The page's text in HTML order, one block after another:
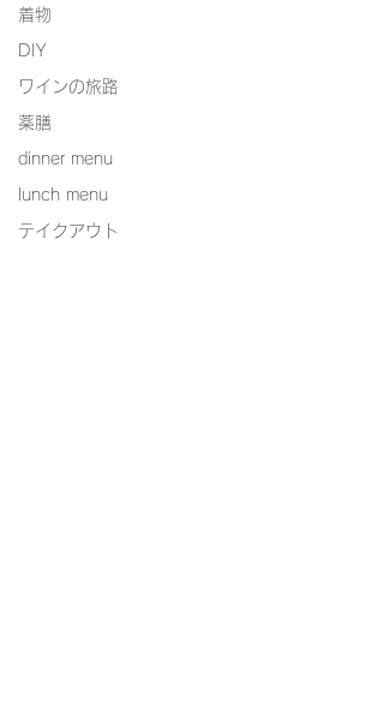
着物
DIY
ワインの旅路
薬膳
dinner menu
lunch menu
テイクアウト